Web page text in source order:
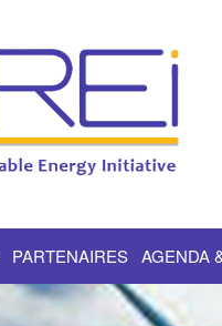
PARTENAIRES AGENDA